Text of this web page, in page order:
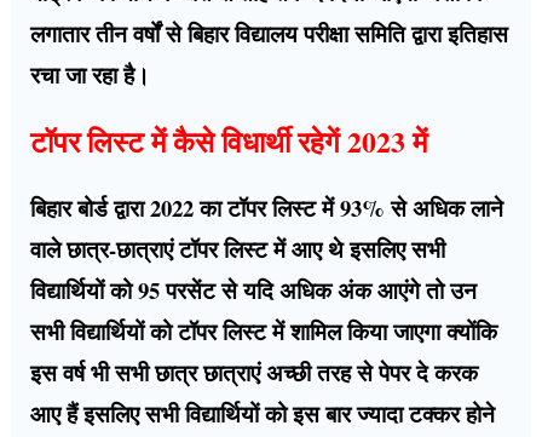
लगातार तीन वर्षों से बिहार विद्यालय परीक्षा समिति द्वारा इतिहास
रचा जा रहा है।
टॉपर लिस्ट में कैसे विधार्थी रहेगें 2023 में
बिहार बोर्ड द्वारा 2022 का टॉपर लिस्ट में 93% से अधिक लाने
वाले छात्र-छात्राएं टॉपर लिस्ट में आए थे इसलिए सभी
विद्यार्थियों को 95 परसेंट से यदि अधिक अंक आएंगे तो उन
सभी विद्यार्थियों को टॉपर लिस्ट में शामिल किया जाएगा क्योंकि
इस वर्ष भी सभी छात्र छात्राएं अच्छी तरह से पेपर दे करक
आए हैं इसलिए सभी विद्यार्थियों को इस बार ज्यादा टक्कर होने